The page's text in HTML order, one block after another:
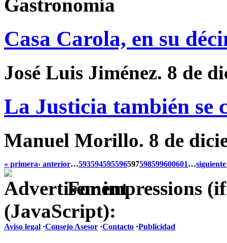
Gastronomía
Casa Carola, en su
José Luis Jiménez. 8 de
La Justicia también se
Manuel Morillo. 8 de
« primera‹ anterior…593594595596597598599600601…siguiente
For impressions
(JavaScript):
Aviso legal ·Consejo Asesor ·Contacto ·Publicidad